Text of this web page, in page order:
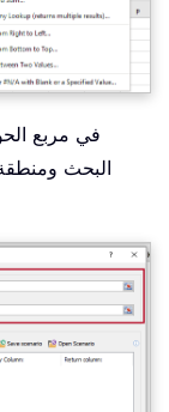
. في مربع
البحث